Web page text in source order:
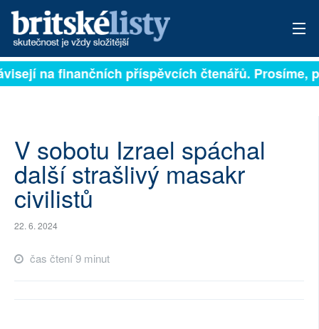
PŘIHLÁSIT
ARCHIV
ROZHOVORY
TÉMATA
na finančních příspěvcích čtenářů. Prosíme,
V sobotu Izrael spáchal
další strašlivý masakr
civilistů
22. 6. 2024
čas čtení 9 minut